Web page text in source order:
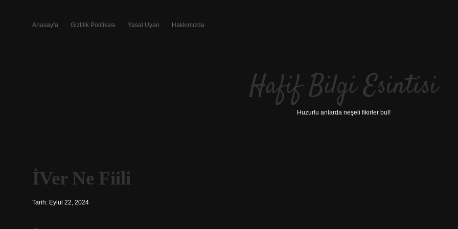
Anasayfa Gizlilik Politikası Yasal Uyarı Hakkımızda
Hafif Bilgi Esintisi
Huzurlu anlarda neşeli fikirler bul!
İVer Ne Fiili
Tarih: Eylül 22, 2024